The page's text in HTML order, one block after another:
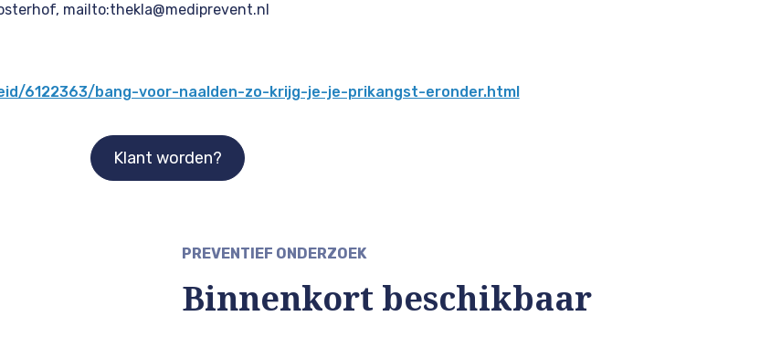
mailto:thekla@mediprevent.nl
6122363/bang-voor-naalden-zo-krijg-je-je-prikangst-eronder.html
Klant worden?
PREVENTIEF ONDERZOEK
Binnenkort beschikbaar